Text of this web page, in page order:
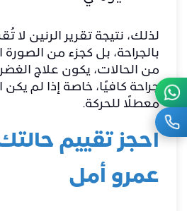
لذلك، نتيجة تقرير الرنين لا
بالجراحة، بل كجزء من الصورة
من الحالات، يكون علاج
جراحة كافيًا، خاصة إذا لم يكن
معطلًا للحركة.
احجز تقييم
عمرو أمل